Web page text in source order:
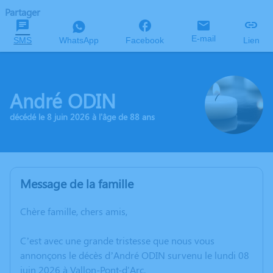
Partager
SMS WhatsApp Facebook E-mail Lien
André ODIN
décédé le 8 juin 2026 à l'âge de 88 ans
Message de la famille
Chère famille, chers amis,
C’est avec une grande tristesse que nous vous
annonçons le décès d’André ODIN survenu le lundi 08
juin 2026 à Vallon-Pont-d'Arc.